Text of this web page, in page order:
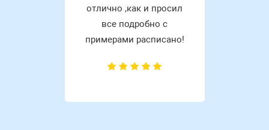
отлично ,как и просил
все подробно с
примерами расписано!